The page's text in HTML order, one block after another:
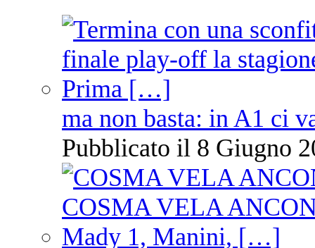
ma non basta: in A1 ci
Pubblicato il 8 Giugno